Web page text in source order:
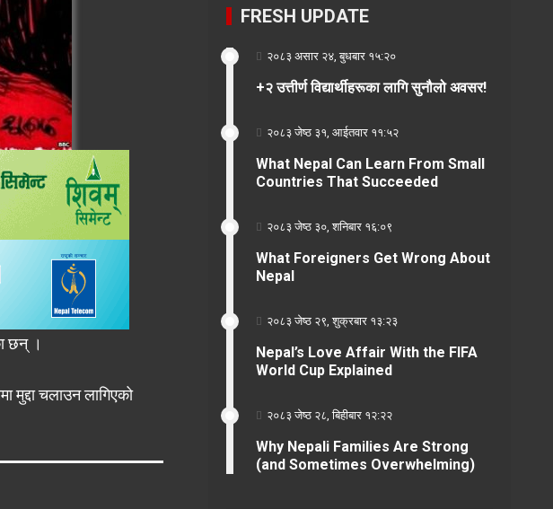
छन् ।
मुद्दा चलाउन लागिएको
FRESH UPDATE
२०८३ असार २४, बुधबार १५:२०
+२ उत्तीर्ण विद्यार्थीहरूका लागि सुनौलो अवसर!
२०८३ जेष्ठ ३१, आईतवार ११:५२
What Nepal Can Learn From Small
Countries That Succeeded
२०८३ जेष्ठ ३०, शनिबार १६:०९
What Foreigners Get Wrong About
Nepal
२०८३ जेष्ठ २९, शुक्रबार १३:२३
Nepal’s Love Affair With the FIFA
World Cup Explained
२०८३ जेष्ठ २८, बिहीबार १२:२२
Why Nepali Families Are Strong
(and Sometimes Overwhelming)